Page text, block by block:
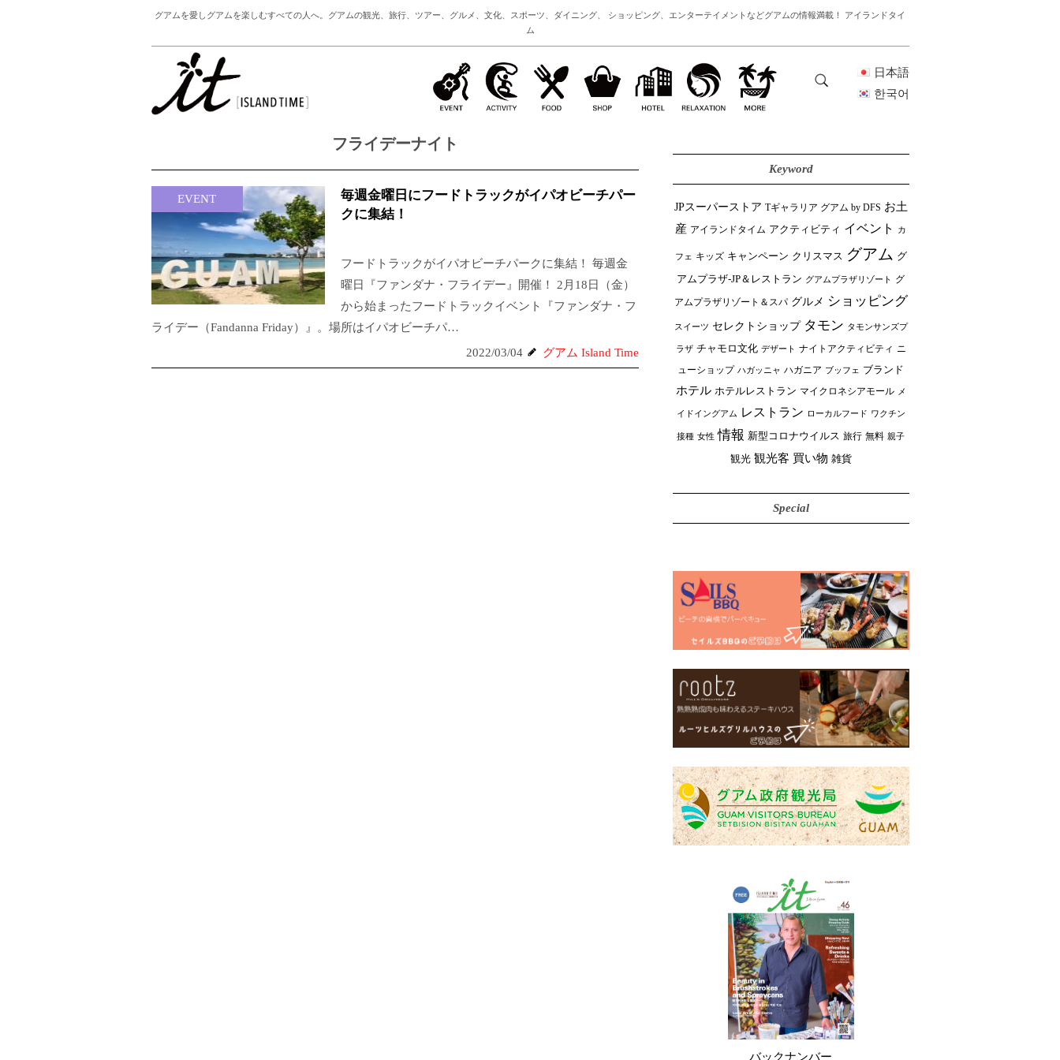
グアムを愛しグアムを楽しむすべての人へ。グアムの観光、旅行、ツアー、グルメ、文化、スポーツ、ダイニング、 ショッピング、エンターテイメントなどグアムの情報満載！ アイランドタイ
ム
日本語
한국어
フライデーナイト
EVENT
毎週金曜日にフードトラックがイパオビーチパー
クに集結！
フードトラックがイパオビーチパークに集結！ 毎週金
曜日『ファンダナ・フライデー』開催！ 2月18日（金）
から始まったフードトラックイベント『ファンダナ・フ
ライデー（Fandanna Friday）』。場所はイパオビーチパ…
2022/03/04
グアム Island Time
Keyword
JPスーパーストア Tギャラリア グアム by DFS お土
産 アイランドタイム アクティビティ イベント カ
フェ キッズ キャンペーン クリスマス グアム グ
アムプラザ-JP＆レストラン グアムプラザリゾート グ
アムプラザリゾート＆スパ グルメ ショッピング
スイーツ セレクトショップ タモン タモンサンズプ
ラザ チャモロ文化 デザート ナイトアクティビティ ニ
ューショップ ハガッニャ ハガニア ブッフェ ブランド
ホテル ホテルレストラン マイクロネシアモール メ
イドイングアム レストラン ローカルフード ワクチン
接種 女性 情報 新型コロナウイルス 旅行 無料 親子
観光 観光客 買い物 雑貨
Special
バックナンバー